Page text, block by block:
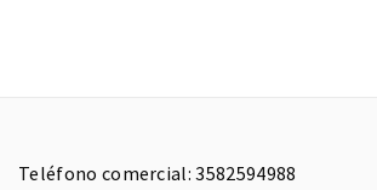
Teléfono comercial: 3582594988